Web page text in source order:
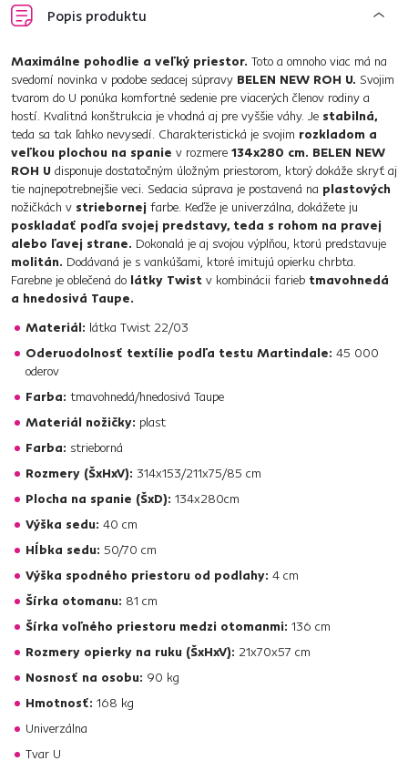
Popis produktu
Maximálne pohodlie a veľký priestor. Toto a omnoho viac má na
svedomí novinka v podobe sedacej súpravy BELEN NEW ROH U. Svojim
tvarom do U ponúka komfortné sedenie pre viacerých členov rodiny a
hostí. Kvalitná konštrukcia je vhodná aj pre vyššie váhy. Je stabilná,
teda sa tak ľahko nevysedí. Charakteristická je svojim rozkladom a
veľkou plochou na spanie v rozmere 134x280 cm. BELEN NEW
ROH U disponuje dostatočným úložným priestorom, ktorý dokáže skryť aj
tie najnepotrebnejšie veci. Sedacia súprava je postavená na plastových
nožičkách v striebornej farbe. Keďže je univerzálna, dokážete ju
poskladať podľa svojej predstavy, teda s rohom na pravej
alebo ľavej strane. Dokonalá je aj svojou výplňou, ktorú predstavuje
molitán. Dodávaná je s vankúšami, ktoré imitujú opierku chrbta.
Farebne je oblečená do látky Twist v kombinácii farieb tmavohnedá
a hnedosivá Taupe.
Materiál: látka Twist 22/03
Oderuodolnosť textílie podľa testu Martindale: 45 000
oderov
Farba: tmavohnedá/hnedosivá Taupe
Materiál nožičky: plast
Farba: strieborná
Rozmery (ŠxHxV): 314x153/211x75/85 cm
Plocha na spanie (ŠxD): 134x280cm
Výška sedu: 40 cm
Hĺbka sedu: 50/70 cm
Výška spodného priestoru od podlahy: 4 cm
Šírka otomanu: 81 cm
Šírka voľného priestoru medzi otomanmi: 136 cm
Rozmery opierky na ruku (ŠxHxV): 21x70x57 cm
Nosnosť na osobu: 90 kg
Hmotnosť: 168 kg
Univerzálna
Tvar U